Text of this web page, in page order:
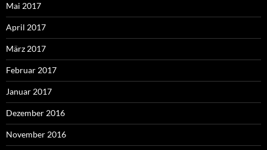
Mai 2017
April 2017
März 2017
Februar 2017
Januar 2017
Dezember 2016
November 2016